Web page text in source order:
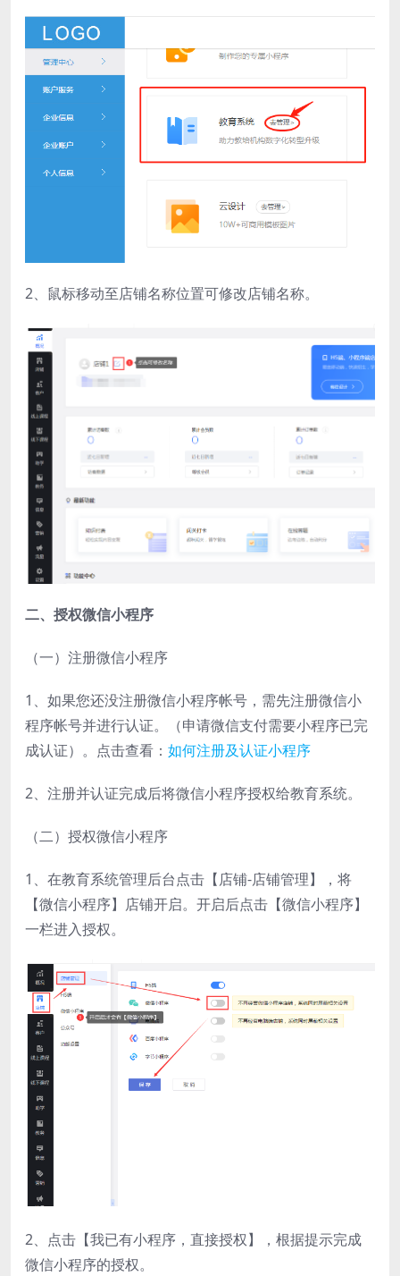
2、鼠标移动至店铺名称位置可修改店铺名称。
二、授权微信小程序
（一）注册微信小程序
1、如果您还没注册微信小程序帐号，需先注册微信小
程序帐号并进行认证。（申请微信支付需要小程序已完
成认证）。点击查看： 如何注册及认证小程序
2、注册并认证完成后将微信小程序授权给教育系统。
（二）授权微信小程序
1、在教育系统管理后台点击【店铺-店铺管理】，将
【微信小程序】店铺开启。开启后点击【微信小程序】
一栏进入授权。
2、点击【我已有小程序，直接授权】，根据提示完成
微信小程序的授权。